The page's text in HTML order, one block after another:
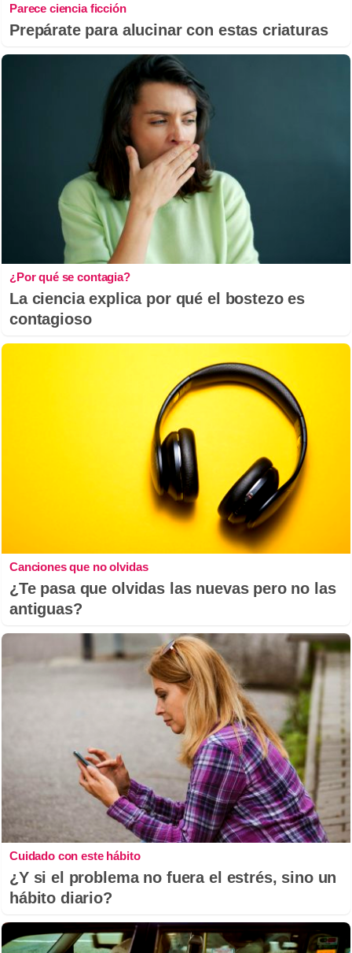
Parece ciencia ficción
Prepárate para alucinar con estas criaturas
¿Por qué se contagia?
La ciencia explica por qué el bostezo es
contagioso
Canciones que no olvidas
¿Te pasa que olvidas las nuevas pero no las
antiguas?
Cuidado con este hábito
¿Y si el problema no fuera el estrés, sino un
hábito diario?